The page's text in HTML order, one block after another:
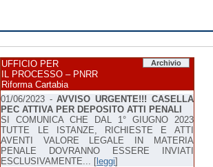
Archivio
UFFICIO PER
IL PROCESSO – PNRR
Riforma Cartabia
01/06/2023 -AVVISO URGENTE!!! CASELLA
PEC ATTIVA PER DEPOSITO ATTI PENALI
SI COMUNICA CHE DAL 1° GIUGNO 2023
TUTTE LE ISTANZE, RICHIESTE E ATTI
AVENTI VALORE LEGALE IN MATERIA
PENALE DOVRANNO ESSERE INVIATI
ESCLUSIVAMENTE... [ leggi]